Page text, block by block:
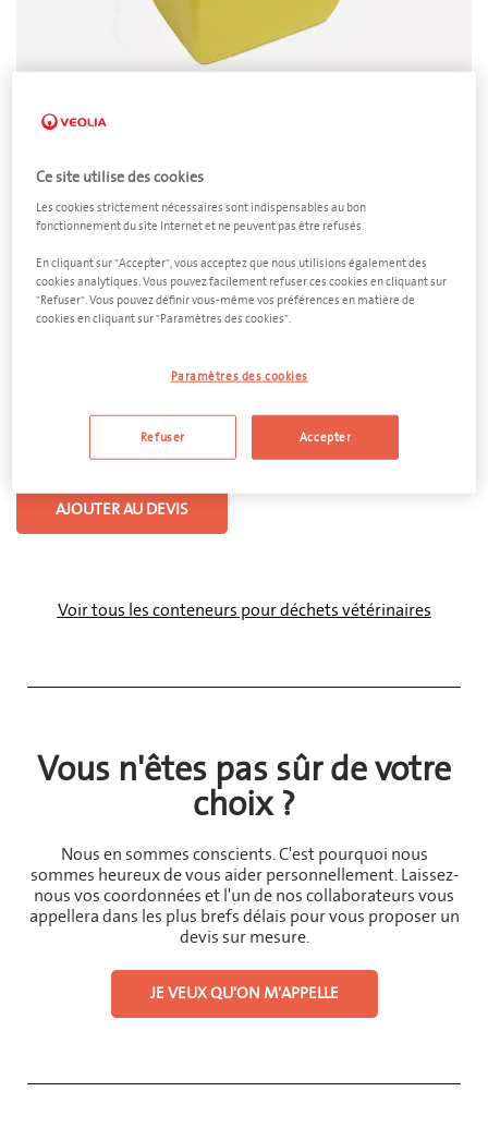
Fût médical de 50 litres
Dimensions
440 x 334 x 517 mm (L x l x h)
Quantité
Fréquence d'enlèvement
AJOUTER AU DEVIS
Voir tous les conteneurs pour déchets vétérinaires
Vous n'êtes pas sûr de votre
choix ?
Nous en sommes conscients. C'est pourquoi nous
sommes heureux de vous aider personnellement. Laissez-
nous vos coordonnées et l'un de nos collaborateurs vous
appellera dans les plus brefs délais pour vous proposer un
devis sur mesure.
JE VEUX QU'ON M'APPELLE
Ce site utilise des cookies
Les cookies strictement nécessaires sont indispensables au bon
fonctionnement du site Internet et ne peuvent pas être refusés.
En cliquant sur "Accepter", vous acceptez que nous utilisions également des
cookies analytiques. Vous pouvez facilement refuser ces cookies en cliquant sur
"Refuser". Vous pouvez définir vous-même vos préférences en matière de
cookies en cliquant sur "Paramètres des cookies".
Paramètres des cookies
Refuser Accepter